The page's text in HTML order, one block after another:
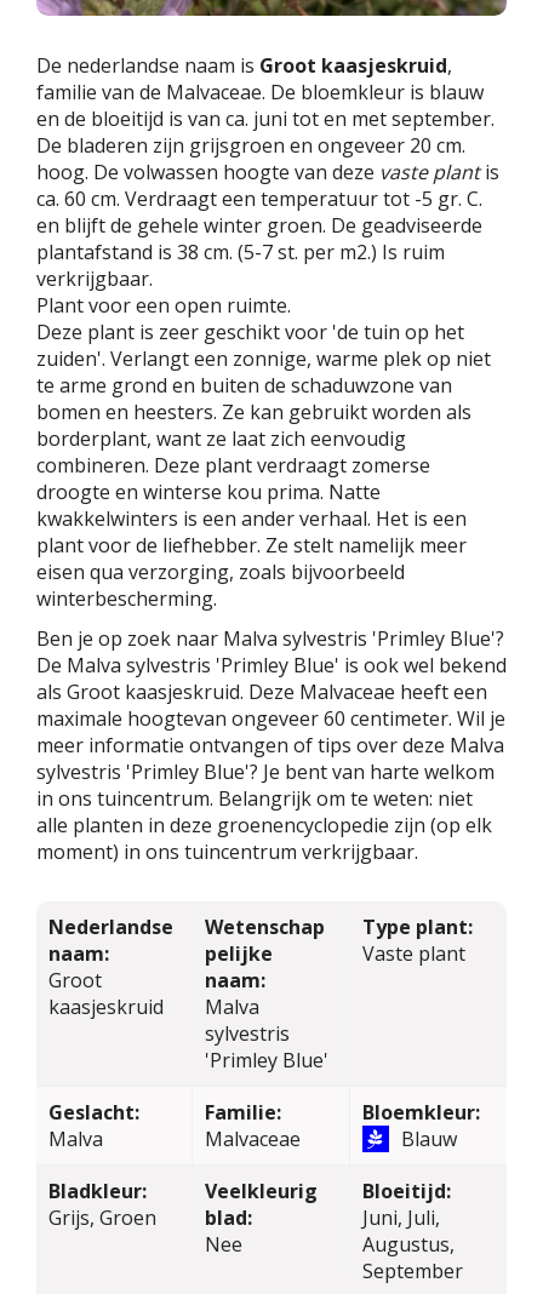
De nederlandse naam is Groot kaasjeskruid,
familie van de Malvaceae. De bloemkleur is blauw
en de bloeitijd is van ca. juni tot en met september.
De bladeren zijn grijsgroen en ongeveer 20 cm.
hoog. De volwassen hoogte van deze vaste plantis
ca. 60 cm. Verdraagt een temperatuur tot -5 gr. C.
en blijft de gehele winter groen. De geadviseerde
plantafstand is 38 cm. (5-7 st. per m2.) Is ruim
verkrijgbaar.
Plant voor een open ruimte.
Deze plant is zeer geschikt voor 'de tuin op het
zuiden'. Verlangt een zonnige, warme plek op niet
te arme grond en buiten de schaduwzone van
bomen en heesters. Ze kan gebruikt worden als
borderplant, want ze laat zich eenvoudig
combineren. Deze plant verdraagt zomerse
droogte en winterse kou prima. Natte
kwakkelwinters is een ander verhaal. Het is een
plant voor de liefhebber. Ze stelt namelijk meer
eisen qua verzorging, zoals bijvoorbeeld
winterbescherming.
Ben je op zoek naar Malva sylvestris 'Primley Blue'?
De Malva sylvestris 'Primley Blue' is ook wel bekend
als Groot kaasjeskruid. Deze Malvaceae heeft een
maximale hoogtevan ongeveer 60 centimeter. Wil je
meer informatie ontvangen of tips over deze Malva
sylvestris 'Primley Blue'? Je bent van harte welkom
in ons tuincentrum. Belangrijk om te weten: niet
alle planten in deze groenencyclopedie zijn (op elk
moment) in ons tuincentrum verkrijgbaar.
Nederlandse
naam:
Groot
kaasjeskruid
Wetenschap
pelijke
naam:
Malva
sylvestris
'Primley Blue'
Type plant:
Vaste plant
Geslacht:
Malva
Familie:
Malvaceae
Bloemkleur:
Blauw
Bladkleur:
Grijs, Groen
Veelkleurig
blad:
Nee
Bloeitijd:
Juni, Juli,
Augustus,
September